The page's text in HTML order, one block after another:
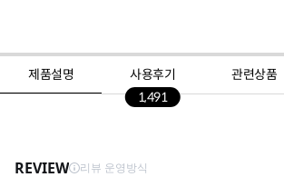
제품설명
사용후기
1,491
관련상품